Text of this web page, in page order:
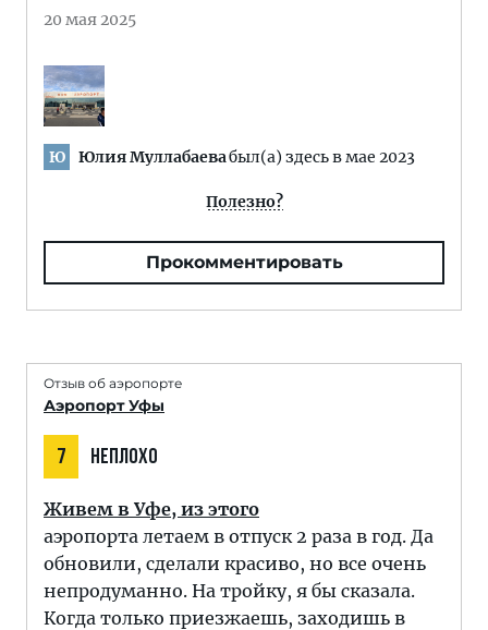
20 мая 2025
Ю Юлия Муллабаевабыл(а) здесь в мае 2023
Полезно?
Прокомментировать
Отзыв об аэропорте
Аэропорт Уфы
7 НЕПЛОХО
Живем в Уфе, из этого
аэропорта летаем в отпуск 2 раза в год. Да
обновили, сделали красиво, но все очень
непродуманно. На тройку, я бы сказала.
Когда только приезжаешь, заходишь в